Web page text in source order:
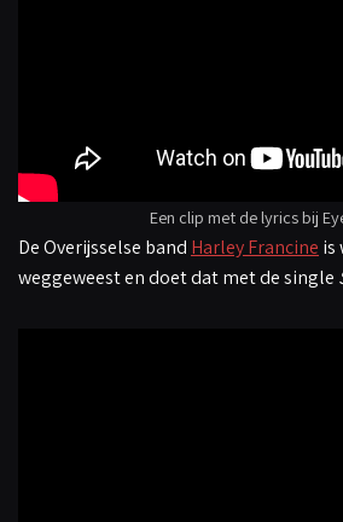
Een clip met de lyrics bij
De Overijsselse band Harley Francine is
weggeweest en doet dat met de single